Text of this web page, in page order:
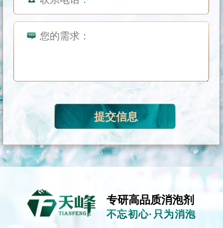
专研高品质消泡剂
不忘初心·只为消泡